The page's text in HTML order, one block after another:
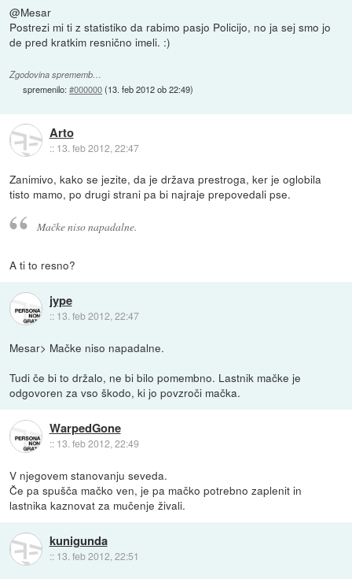
@Mesar
Postrezi mi ti z statistiko da rabimo pasjo Policijo, no ja sej smo jo
de pred kratkim resnično imeli. :)
Zgodovina sprememb…
spremenilo:#000000(13. feb 2012 ob 22:49)
Arto
:: 13. feb 2012, 22:47
Zanimivo, kako se jezite, da je država prestroga, ker je oglobila
tisto mamo, po drugi strani pa bi najraje prepovedali pse.
Mačke niso napadalne.
A ti to resno?
jype
:: 13. feb 2012, 22:47
Mesar> Mačke niso napadalne.
Tudi če bi to držalo, ne bi bilo pomembno. Lastnik mačke je
odgovoren za vso škodo, ki jo povzroči mačka.
WarpedGone
:: 13. feb 2012, 22:49
V njegovem stanovanju seveda.
Če pa spušča mačko ven, je pa mačko potrebno zaplenit in
lastnika kaznovat za mučenje živali.
kunigunda
:: 13. feb 2012, 22:51